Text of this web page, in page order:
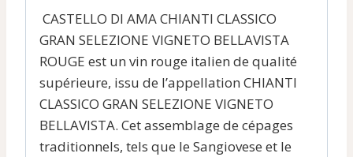
CASTELLO DI AMA CHIANTI CLASSICO
GRAN SELEZIONE VIGNETO BELLAVISTA
ROUGE est un vin rouge italien de qualité
supérieure, issu de l’appellation CHIANTI
CLASSICO GRAN SELEZIONE VIGNETO
BELLAVISTA. Cet assemblage de cépages
traditionnels, tels que le Sangiovese et le